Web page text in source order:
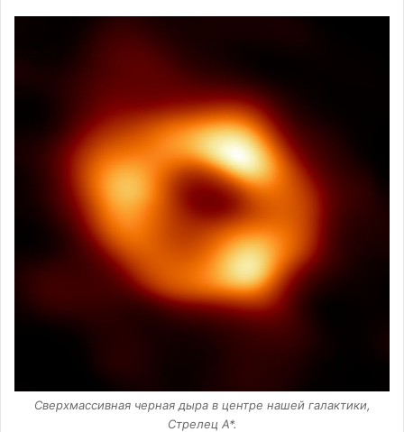
Сверхмассивная черная дыра в центре нашей галактики,
Стрелец А*.